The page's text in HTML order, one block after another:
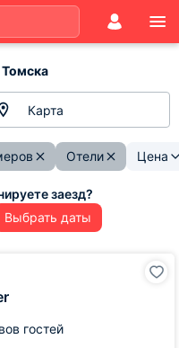
Карта
Отели Цена
Выбрать даты
гостей